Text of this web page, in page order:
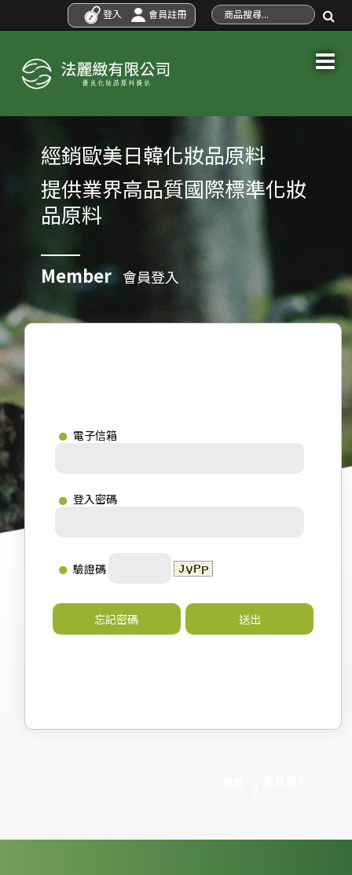
登入 會員註冊
經銷歐美日韓化妝品原料
提供業界高品質國際標準化妝
品原料
Member 會員登入
電子信箱
登入密碼
驗證碼
忘記密碼 送出